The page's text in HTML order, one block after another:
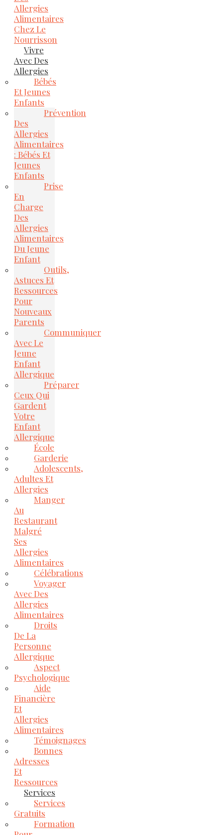
Allergies
Alimentaires
Chez Le
Nourrisson
Vivre
Avec Des
Allergies
Bébés
Et Jeunes
Enfants
Prévention
Des
Allergies
Alimentaires
: Bébés Et
Jeunes
Enfants
Prise
En
Charge
Des
Allergies
Alimentaires
Du Jeune
Enfant
Outils,
Astuces Et
Ressources
Pour
Nouveaux
Parents
Communiquer
Avec Le
Jeune
Enfant
Allergique
Préparer
Ceux Qui
Gardent
Votre
Enfant
Allergique
École
Garderie
Adolescents,
Adultes Et
Allergies
Manger
Au
Restaurant
Malgré
Ses
Allergies
Alimentaires
Célébrations
Voyager
Avec Des
Allergies
Alimentaires
Droits
De La
Personne
Allergique
Aspect
Psychologique
Aide
Financière
Et
Allergies
Alimentaires
Témoignages
Bonnes
Adresses
Et
Ressources
Services
Services
Gratuits
Formation